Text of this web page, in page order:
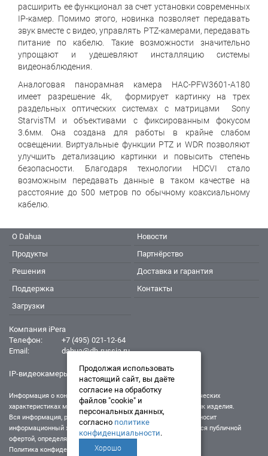
расширить ее функционал за счет установки современных
IP-камер. Помимо этого, новинка позволяет передавать
звук вместе с видео, управлять PTZ-камерами, передавать
питание по кабелю. Такие возможности значительно
упрощают и удешевляют инсталляцию системы
видеонаблюдения.
Аналоговая панорамная камера HAC-PFW3601-A180
имеет разрешение 4k, формирует картинку на трех
раздельных оптических системах с матрицами Sony
StarvisTM и объективами с фиксированным фокусом
3.6мм. Она создана для работы в крайне слабом
освещении. Виртуальные функции PTZ и WDR позволяют
улучшить детализацию картинки и повысить степень
безопасности. Благодаря технологии HDCVI стало
возможным передавать данные в таком качестве на
расстояние до 500 метров по обычному коаксиальному
кабелю.
О Dahua
Продукты
Решения
Поддержка
Загрузки
Новости
Партнёрство
Доставка и гарантия
Контакты
Компания iPera
Телефон:
+7 (495) 021-12-64
Email:
dahua@dh-russia.ru
IP-видеокамеры Dahua - Дахуа
Информация о конкретном товаре, его внешнем виде и технических
характеристиках может отличаться от реальных характеристик изделия.
Вся информация, размещенная на данном интернет-ресурсе, носит
информационный характер и ни при каких условиях не является публичной
офертой, определяемой положениями Статьи 437 (2) ГК РФ.
Политика конфиденциальности
Продолжая использовать
настоящий сайт, вы даёте
согласие на обработку
файлов "cookie" и
персональных данных,
согласно политике
конфиденциальности.
Хорошо